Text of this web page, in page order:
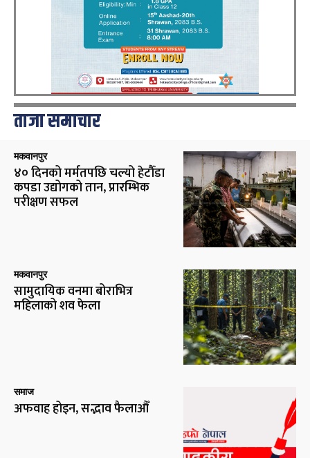
ताजा समाचार
मकवानपुर
४० दिनको मर्मतपछि चल्यो हेटौँडा
कपडा उद्योगको तान, प्रारम्भिक
परीक्षण सफल
मकवानपुर
सामुदायिक वनमा बोराभित्र
महिलाको शव फेला
समाज
अफवाह होइन, सद्भाव फैलाऔँ